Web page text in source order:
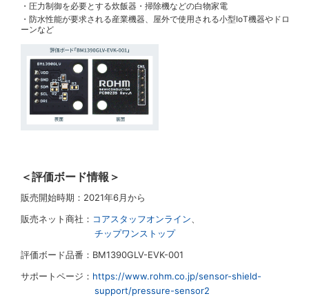
・圧力制御を必要とする炊飯器・掃除機などの白物家電
・防水性能が要求される産業機器、屋外で使用される小型IoT機器やドロ
ーンなど
＜評価ボード情報＞
販売開始時期：2021年6月から
販売ネット商社： コアスタッフオンライン
チップワンストップ
評価ボード品番：BM1390GLV-EVK-001
サポートページ： https://www.rohm.co.jp/sensor-shield-
support/pressure-sensor2